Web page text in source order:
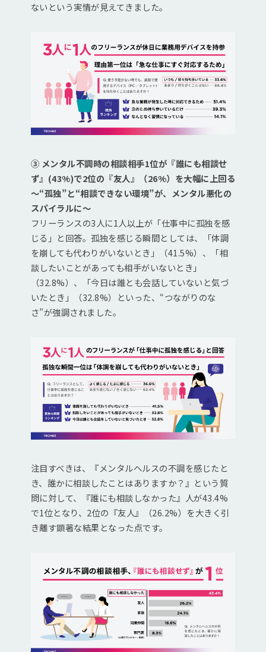
ないという実情が見えてきました。
③ メンタル不調時の相談相手1位が『誰にも相談せ
ず』(43%)で2位の『友人』（26%）を大幅に上回る
～“孤独”と“相談できない環境”が、メンタル悪化の
スパイラルに～
フリーランスの3人に1人以上が「仕事中に孤独を感
じる」と回答。孤独を感じる瞬間としては、「体調
を崩しても代わりがいないとき」（41.5%）、「相
談したいことがあっても相手がいないとき」
（32.8%）、「今日は誰とも会話していないと気づ
いたとき」（32.8%）といった、“つながりのな
さ”が強調されました。
注目すべきは、『メンタルヘルスの不調を感じたと
き、誰かに相談したことはありますか？』という質
問に対して、『誰にも相談しなかった』人が43.4%
で1位となり、2位の『友人』（26.2%）を大きく引
き離す顕著な結果となった点です。